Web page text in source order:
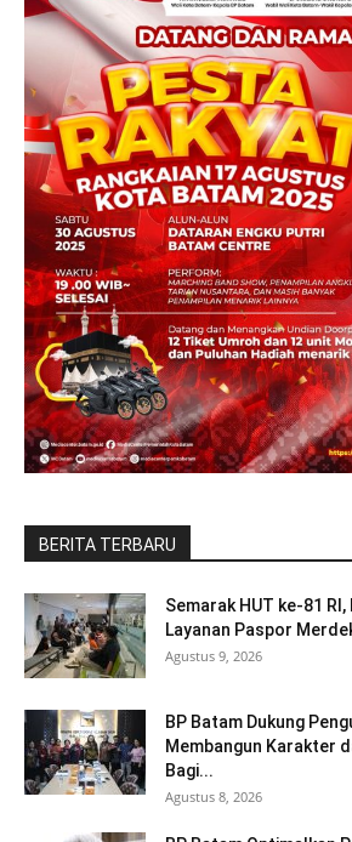
BERITA TERBARU
Semarak HUT ke-81
Layanan Paspor
Agustus 9, 2026
BP Batam Dukung
Membangun Karakter
Bagi...
Agustus 8, 2026